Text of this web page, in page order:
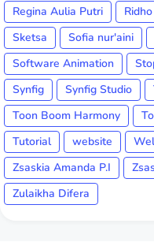
Regina Aulia Putri
Sketsa
Sofia nur'aini
Software Animation
Synfig
Synfig Studio
Toon Boom Harmony
Tutorial
website
Zsaskia Amanda P.I
Zulaikha Difera